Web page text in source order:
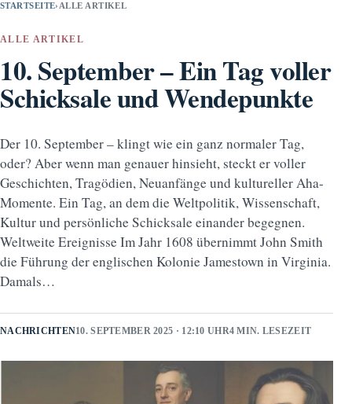
STARTSEITE› ALLE ARTIKEL
ALLE ARTIKEL
10. September – Ein Tag voller
Schicksale und Wendepunkte
Der 10. September – klingt wie ein ganz normaler Tag,
oder? Aber wenn man genauer hinsieht, steckt er voller
Geschichten, Tragödien, Neuanfänge und kultureller Aha-
Momente. Ein Tag, an dem die Weltpolitik, Wissenschaft,
Kultur und persönliche Schicksale einander begegnen.
Weltweite Ereignisse Im Jahr 1608 übernimmt John Smith
die Führung der englischen Kolonie Jamestown in Virginia.
Damals…
NACHRICHTEN10. SEPTEMBER 2025 · 12:10 UHR4 MIN. LESEZEIT